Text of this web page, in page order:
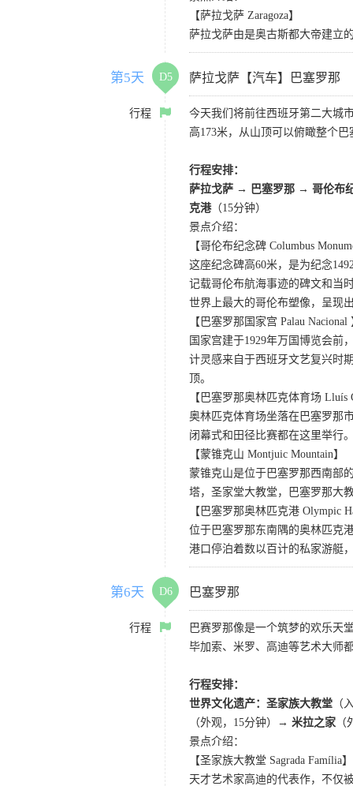
【萨拉戈萨 Zaragoza】
萨拉戈萨由是奥古斯都大帝建立
第5天 D5 萨拉戈萨【汽车】巴塞罗那
行程
今天我们将前往西班牙第二大城
高173米，从山顶可以俯瞰整个巴
行程安排：
萨拉戈萨 → 巴塞罗那 → 哥伦布
克港（15分钟）
景点介绍：
【哥伦布纪念碑 Columbus
这座纪念碑高60米，是为纪念
记载哥伦布航海事迹的碑文和当
世界上最大的哥伦布塑像，呈现
【巴塞罗那国家宫 Palau Nacional
国家宫建于1929年万国博览会前
计灵感来自于西班牙文艺复兴时
顶。
【巴塞罗那奥林匹克体育场 Lluís
奥林匹克体育场坐落在巴塞罗那
闭幕式和田径比赛都在这里举行
【蒙锥克山 Montjuic Mountain】
蒙锥克山是位于巴塞罗那西南部
塔，圣家堂大教堂，巴塞罗那大
【巴塞罗那奥林匹克港 Olympic
位于巴塞罗那东南隅的奥林匹克
港口停泊着数以百计的私家游艇
第6天 D6 巴塞罗那
行程
巴赛罗那像是一个筑梦的欢乐天
毕加索、米罗、高迪等艺术大师
行程安排：
世界文化遗产：圣家族大教堂 （
（外观，15分钟）
→ 米拉之家
景点介绍：
【圣家族大教堂 Sagrada Família】
天才艺术家高迪的代表作，不仅